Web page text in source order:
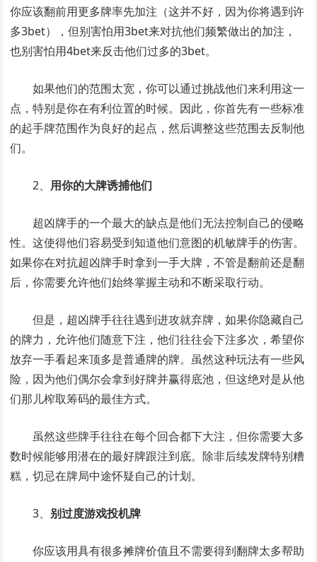
你应该翻前用更多牌率先加注（这并不好，因为你将遇到许
多3bet），但别害怕用3bet来对抗他们频繁做出的加注，
也别害怕用4bet来反击他们过多的3bet。
如果他们的范围太宽，你可以通过挑战他们来利用这一
点，特别是你在有利位置的时候。因此，你首先有一些标准
的起手牌范围作为良好的起点，然后调整这些范围去反制他
们。
2、 用你的大牌诱捕他们
超凶牌手的一个最大的缺点是他们无法控制自己的侵略
性。这使得他们容易受到知道他们意图的机敏牌手的伤害。
如果你在对抗超凶牌手时拿到一手大牌，不管是翻前还是翻
后，你需要允许他们始终掌握主动和不断采取行动。
但是，超凶牌手往往遇到进攻就弃牌，如果你隐藏自己
的牌力，允许他们随意下注，他们往往会下注多次，希望你
放弃一手看起来顶多是普通牌的牌。虽然这种玩法有一些风
险，因为他们偶尔会拿到好牌并赢得底池，但这绝对是从他
们那儿榨取筹码的最佳方式。
虽然这些牌手往往在每个回合都下大注，但你需要大多
数时候能够用潜在的最好牌跟注到底。除非后续发牌特别糟
糕，切忌在牌局中途怀疑自己的计划。
3、 别过度游戏投机牌
你应该用具有很多摊牌价值且不需要得到翻牌太多帮助